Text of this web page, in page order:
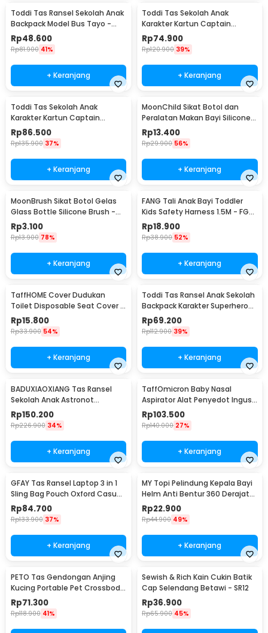
Toddi Tas Ransel Sekolah Anak
Backpack Model Bus Tayo -
KC03
Rp48.600
Rp81.900 41%
+ Keranjang
Toddi Tas Sekolah Anak
Karakter Kartun Captain
America S - KC01
Rp74.900
Rp120.900 39%
+ Keranjang
Toddi Tas Sekolah Anak
Karakter Kartun Captain
America L - KC01
Rp86.500
Rp135.900 37%
+ Keranjang
MoonChild Sikat Botol dan
Peralatan Makan Bayi Silicone
Brush - MCX01
Rp13.400
Rp29.900 56%
+ Keranjang
MoonBrush Sikat Botol Gelas
Glass Bottle Silicone Brush -
MCX02
Rp3.100
Rp13.900 78%
+ Keranjang
FANG Tali Anak Bayi Toddler
Kids Safety Harness 1.5M - FG-
8201
Rp18.900
Rp38.900 52%
+ Keranjang
TaffHOME Cover Dudukan
Toilet Disposable Seat Cover 5
Pack - IF1
Rp15.800
Rp33.900 54%
+ Keranjang
Toddi Tas Ransel Anak Sekolah
Backpack Karakter Superhero
SpiderMan 3D - KC04
Rp69.200
Rp112.900 39%
+ Keranjang
BADUXIAOXIANG Tas Ransel
Sekolah Anak Astronot
Waterproof Multilayer - SC44
Rp150.200
Rp226.900 34%
+ Keranjang
TaffOmicron Baby Nasal
Aspirator Alat Penyedot Ingus
6 Level 500mAh - ZLY-018
Rp103.500
Rp140.000 27%
+ Keranjang
GFAY Tas Ransel Laptop 3 in 1
Sling Bag Pouch Oxford Casual
Style - KC30
Rp84.700
Rp133.900 37%
+ Keranjang
MY Topi Pelindung Kepala Bayi
Helm Anti Bentur 360 Derajat
Soft Cotton Forest - MY3
Rp22.900
Rp44.900 49%
+ Keranjang
PETO Tas Gendongan Anjing
Kucing Portable Pet Crossbody
Bag - P320
Rp71.300
Rp118.900 41%
Sewish & Rich Kain Cukin Batik
Cap Selendang Betawi - SR12
Rp36.900
Rp65.900 45%